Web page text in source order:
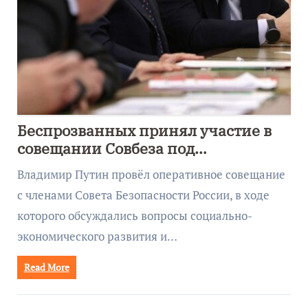
Беспрозванных принял участие в
совещании Совбеза под
руководством Путина
Владимир Путин провёл оперативное совещание
с членами Совета Безопасности России, в ходе
которого обсуждались вопросы социально-
экономического развития и…
Read More